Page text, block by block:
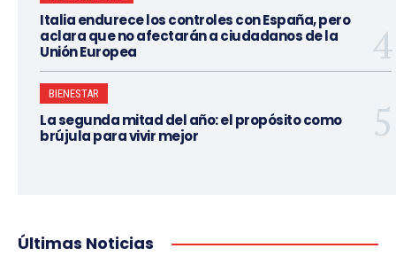
Italia endurece los controles con España, pero
aclara que no afectarán a ciudadanos de la
Unión Europea
BIENESTAR
La segunda mitad del año: el propósito como
brújula para vivir mejor
Últimas Noticias